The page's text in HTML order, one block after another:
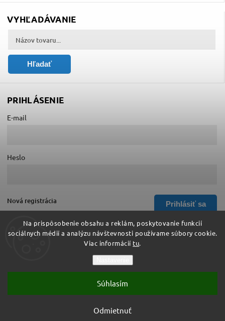
Na prispôsobenie obsahu a reklám, poskytovanie funkcií
sociálnych médií a analýzu návštevnosti používame súbory cookie.
Viac informácií tu.
Odmietnuť
Súhlasím
VYHĽADÁVANIE
Hľadať
PRIHLÁSENIE
E-mail
Heslo
Prihlásiť sa
Nová registrácia
Zabudnuté heslo
Vytvoril Shoptet
Hurá do školy. Všetky práva vyhradené.
Upraviť nastavenie cookies
Shoptet| Design